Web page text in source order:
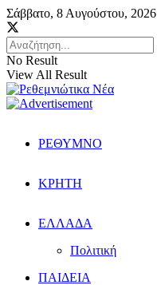
Σάββατο, 8 Αυγούστου, 2026
No Result
View All Result
ΡΕΘΥΜΝΟ
ΚΡΗΤΗ
ΕΛΛΑΔΑ
Πολιτική
ΠΑΙΔΕΙΑ